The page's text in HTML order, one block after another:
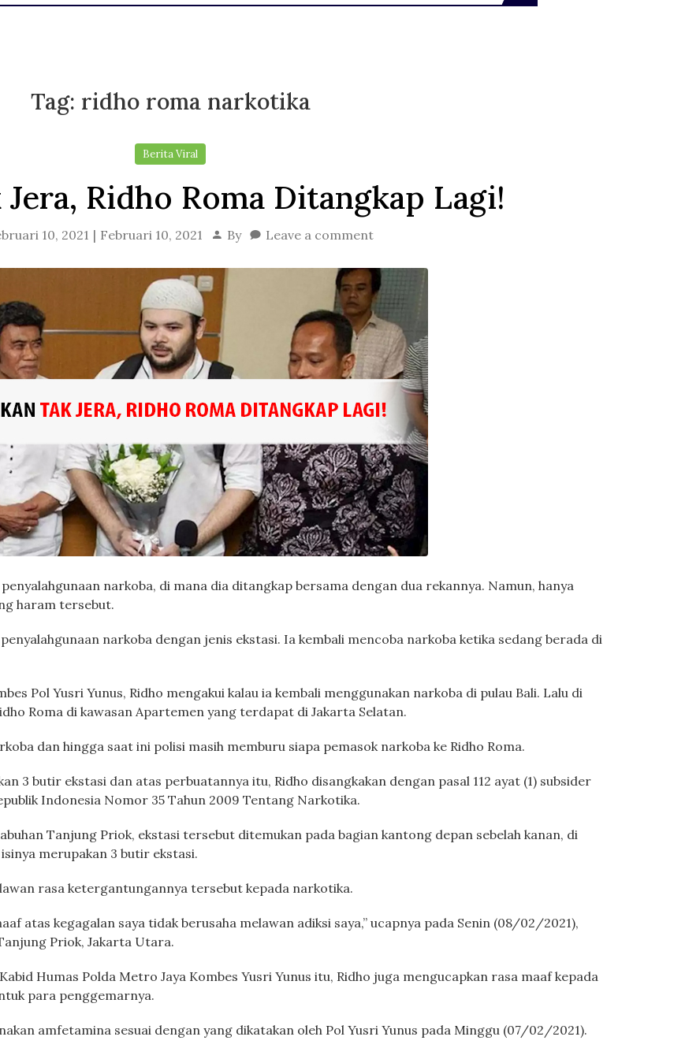
Tag: ridho roma narkotika
Berita Viral
Jera, Ridho Roma Ditangkap Lagi!
10, 2021 Februari 10, 2021 By Leave a comment
narkoba, di mana dia ditangkap bersama dengan dua rekannya. Namun, hanya
haram tersebut.
narkoba dengan jenis ekstasi. Ia kembali mencoba narkoba ketika sedang berada di
Pol Yusri Yunus, Ridho mengakui kalau ia kembali menggunakan narkoba di pulau Bali. Lalu di
Roma di kawasan Apartemen yang terdapat di Jakarta Selatan.
dan hingga saat ini polisi masih memburu siapa pemasok narkoba ke Ridho Roma.
3 butir ekstasi dan atas perbuatannya itu, Ridho disangkakan dengan pasal 112 ayat (1) subsider
Indonesia Nomor 35 Tahun 2009 Tentang Narkotika.
Tanjung Priok, ekstasi tersebut ditemukan pada bagian kantong depan sebelah kanan, di
merupakan 3 butir ekstasi.
rasa ketergantungannya tersebut kepada narkotika.
atas kegagalan saya tidak berusaha melawan adiksi saya,” ucapnya pada Senin (08/02/2021),
Priok, Jakarta Utara.
Humas Polda Metro Jaya Kombes Yusri Yunus itu, Ridho juga mengucapkan rasa maaf kepada
para penggemarnya.
amfetamina sesuai dengan yang dikatakan oleh Pol Yusri Yunus pada Minggu (07/02/2021).